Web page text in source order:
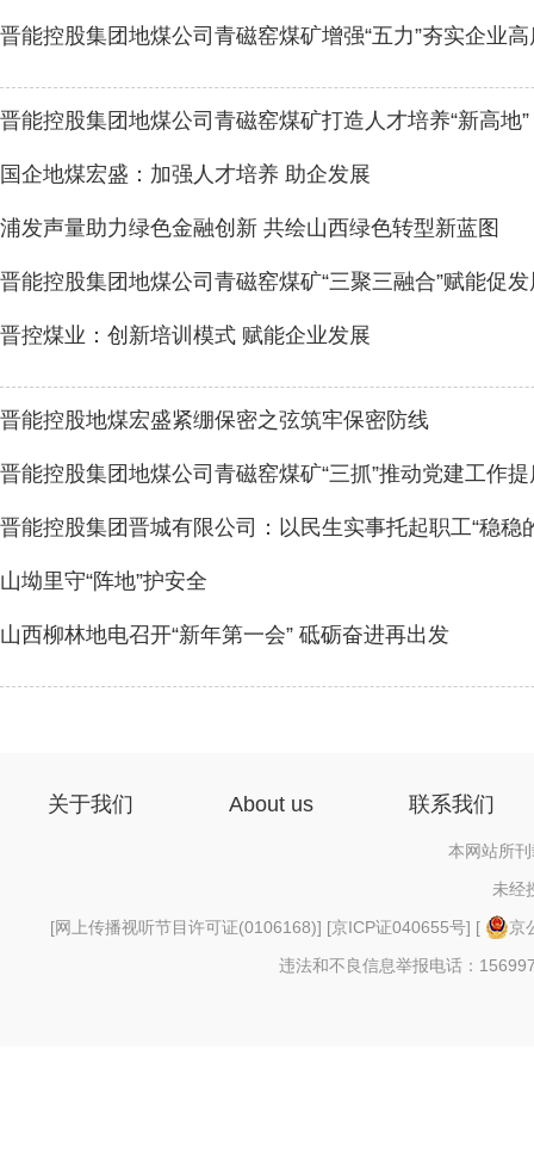
晋能控股集团地煤公司青磁窑煤矿增强“五力”夯实企业
晋能控股集团地煤公司青磁窑煤矿打造人才培养“新高地”
国企地煤宏盛：加强人才培养 助企发展
浦发声量助力绿色金融创新 共绘山西绿色转型新蓝图
晋能控股集团地煤公司青磁窑煤矿“三聚三融合”赋能促发
晋控煤业：创新培训模式 赋能企业发展
晋能控股地煤宏盛紧绷保密之弦筑牢保密防线
晋能控股集团地煤公司青磁窑煤矿“三抓”推动党建工作
晋能控股集团晋城有限公司：以民生实事托起职工“稳稳
山坳里守“阵地”护安全
山西柳林地电召开“新年第一会” 砥砺奋进再出发
关于我们 About us 联系我们
本网站所
未经
[网上传播视听节目许可证(0106168)] [京ICP证040655号] [
京
违法和不良信息举报电话：